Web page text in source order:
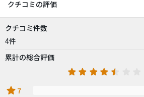
クチコミの評価
クチコミ件数
4件
累計の総合評価
star 7